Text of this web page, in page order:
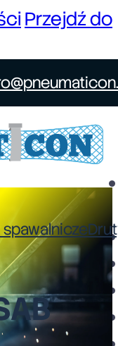
Przejdź do
spawalnicze